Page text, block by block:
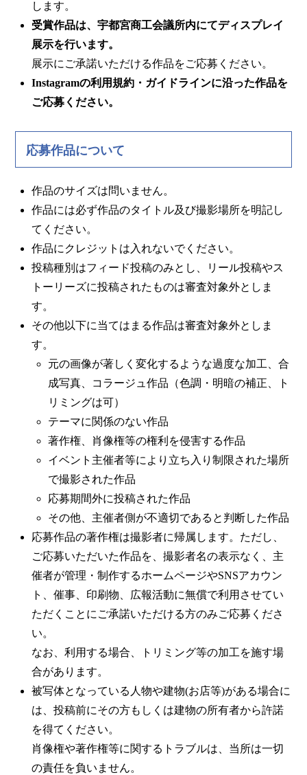
します。
受賞作品は、宇都宮商工会議所内にてディスプレイ
展示を行います。
展示にご承諾いただける作品をご応募ください。
Instagramの利用規約・ガイドラインに沿った作品を
ご応募ください。
応募作品について
作品のサイズは問いません。
作品には必ず作品のタイトル及び撮影場所を明記し
てください。
作品にクレジットは入れないでください。
投稿種別はフィード投稿のみとし、リール投稿やス
トーリーズに投稿されたものは審査対象外としま
す。
その他以下に当てはまる作品は審査対象外としま
す。
元の画像が著しく変化するような過度な加工、合
成写真、コラージュ作品（色調・明暗の補正、ト
リミングは可）
テーマに関係のない作品
著作権、肖像権等の権利を侵害する作品
イベント主催者等により立ち入り制限された場所
で撮影された作品
応募期間外に投稿された作品
その他、主催者側が不適切であると判断した作品
応募作品の著作権は撮影者に帰属します。ただし、
ご応募いただいた作品を、撮影者名の表示なく、主
催者が管理・制作するホームページやSNSアカウン
ト、催事、印刷物、広報活動に無償で利用させてい
ただくことにご承諾いただける方のみご応募くださ
い。
なお、利用する場合、トリミング等の加工を施す場
合があります。
被写体となっている人物や建物(お店等)がある場合に
は、投稿前にその方もしくは建物の所有者から許諾
を得てください。
肖像権や著作権等に関するトラブルは、当所は一切
の責任を負いません。